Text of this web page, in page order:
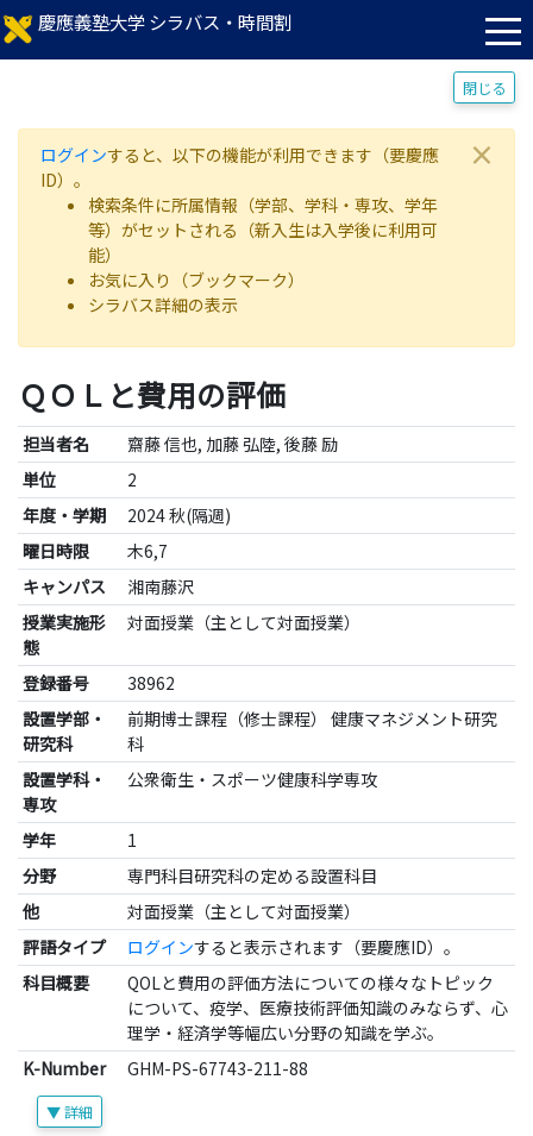
慶應義塾大学 シラバス・時間割
閉じる
ログインすると、以下の機能が利用できます（要慶應
ID）。
検索条件に所属情報（学部、学科・専攻、学年
等）がセットされる（新入生は入学後に利用可
能）
お気に入り（ブックマーク）
シラバス詳細の表示
×
ＱＯＬと費用の評価
担当者名
齋藤 信也, 加藤 弘陸, 後藤 励
単位
2
年度・学期
2024 秋(隔週)
曜日時限
木6,7
キャンパス
湘南藤沢
授業実施形
態
対面授業（主として対面授業）
登録番号
38962
設置学部・
研究科
前期博士課程（修士課程） 健康マネジメント研究
科
設置学科・
専攻
公衆衛生・スポーツ健康科学専攻
学年
1
分野
専門科目研究科の定める設置科目
他
対面授業（主として対面授業）
評語タイプ
ログインすると表示されます（要慶應ID）。
科目概要
QOLと費用の評価方法についての様々なトピック
について、疫学、医療技術評価知識のみならず、心
理学・経済学等幅広い分野の知識を学ぶ。
K-Number
▼ 詳細
GHM-PS-67743-211-88